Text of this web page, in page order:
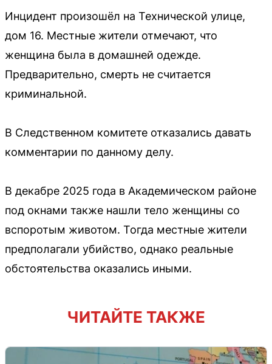
Инцидент произошёл на Технической улице,
дом 16. Местные жители отмечают, что
женщина была в домашней одежде.
Предварительно, смерть не считается
криминальной.
В Следственном комитете отказались давать
комментарии по данному делу.
В декабре 2025 года в Академическом районе
под окнами также нашли тело женщины со
вспоротым животом. Тогда местные жители
предполагали убийство, однако реальные
обстоятельства оказались иными.
ЧИТАЙТЕ ТАКЖЕ